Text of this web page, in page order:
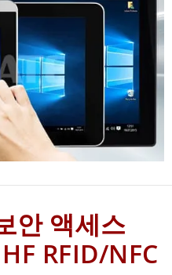
안 액세스
RFID/NFC